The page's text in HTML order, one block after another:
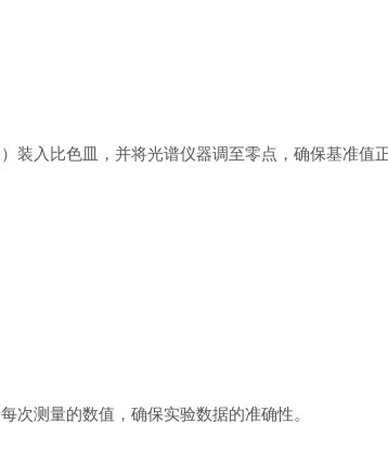
入比色皿，并将光谱仪器调至零点，确保基准值
测量的数值，确保实验数据的准确性。